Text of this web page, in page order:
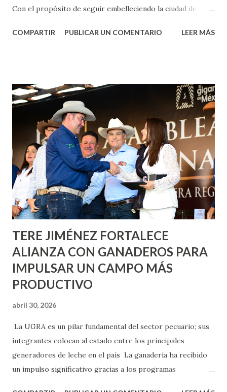
Con el propósito de seguir embelleciendo la ciudad de
municipal, Leo Montañez dio inicio al programa
Corazón Urbano y el Municipio capital. Leo Montañez
informó que en este programa se usarán cerca de 90 mil
metros cuadrados de pintura, para dar inicio en la calle
Nieto, entre Jesús F. Elizondo y la calle 22 de Octubre, con
lo que se aplicará pintura en 66 casas. Posteriormente se
llevará este programa a Villas de Nuestra Señora de la
Asunción, Avenida Alameda y Decreto 27 de Septiembre, en
los edificios FOVISSSTE Ojo de Agua, en la comunidad
Norias de Paso Hondo y en los edificios de...
COMPARTIR PUBLICAR UN COMENTARIO LEER MÁS
TERE JIMÉNEZ FORTALECE
ALIANZA CON GANADEROS PARA
IMPULSAR UN CAMPO MÁS
PRODUCTIVO
abril 30, 2026
La UGRA es un pilar fundamental del sector pecuario; sus
integrantes colocan al estado entre los principales
generadores de leche en el país La ganadería ha recibido
un impulso significativo gracias a los programas